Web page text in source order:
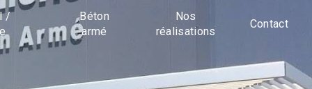
/
Béton
armé
Nos
réalisations
Contact